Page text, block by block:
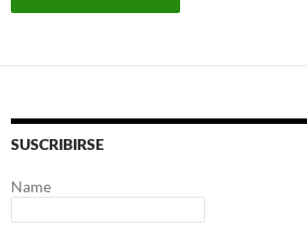
SUSCRIBIRSE
Name